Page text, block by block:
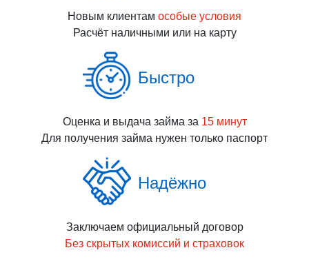
Новым клиентам особые условия
Расчёт наличными или на карту
Быстро
Оценка и выдача займа за 15 минут
Для получения займа нужен только паспорт
Надёжно
Заключаем официальный договор
Без скрытых комиссий и страховок